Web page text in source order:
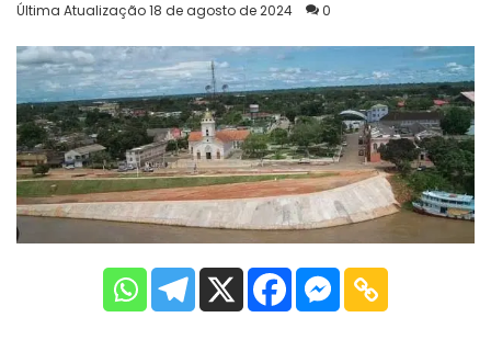
Última Atualização 18 de agosto de 2024
0